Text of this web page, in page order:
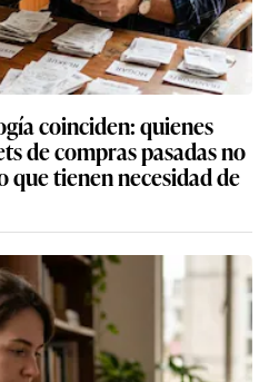
coinciden: quienes
de compras pasadas no
que tienen necesidad de